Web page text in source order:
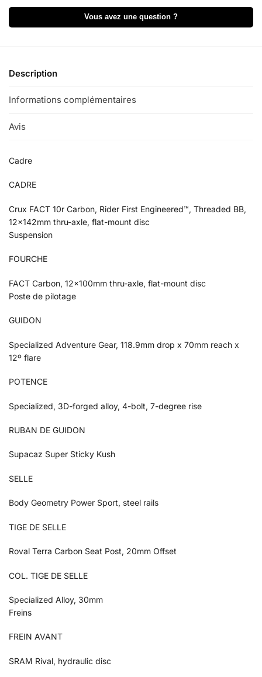
e
:
Vous avez une question ?
Description
Informations complémentaires
Avis
Cadre
CADRE
Crux FACT 10r Carbon, Rider First Engineered™, Threaded BB,
12x142mm thru-axle, flat-mount disc
Suspension
FOURCHE
FACT Carbon, 12x100mm thru-axle, flat-mount disc
Poste de pilotage
GUIDON
Specialized Adventure Gear, 118.9mm drop x 70mm reach x
12º flare
POTENCE
Specialized, 3D-forged alloy, 4-bolt, 7-degree rise
RUBAN DE GUIDON
Supacaz Super Sticky Kush
SELLE
Body Geometry Power Sport, steel rails
TIGE DE SELLE
Roval Terra Carbon Seat Post, 20mm Offset
COL. TIGE DE SELLE
Specialized Alloy, 30mm
Freins
FREIN AVANT
SRAM Rival, hydraulic disc